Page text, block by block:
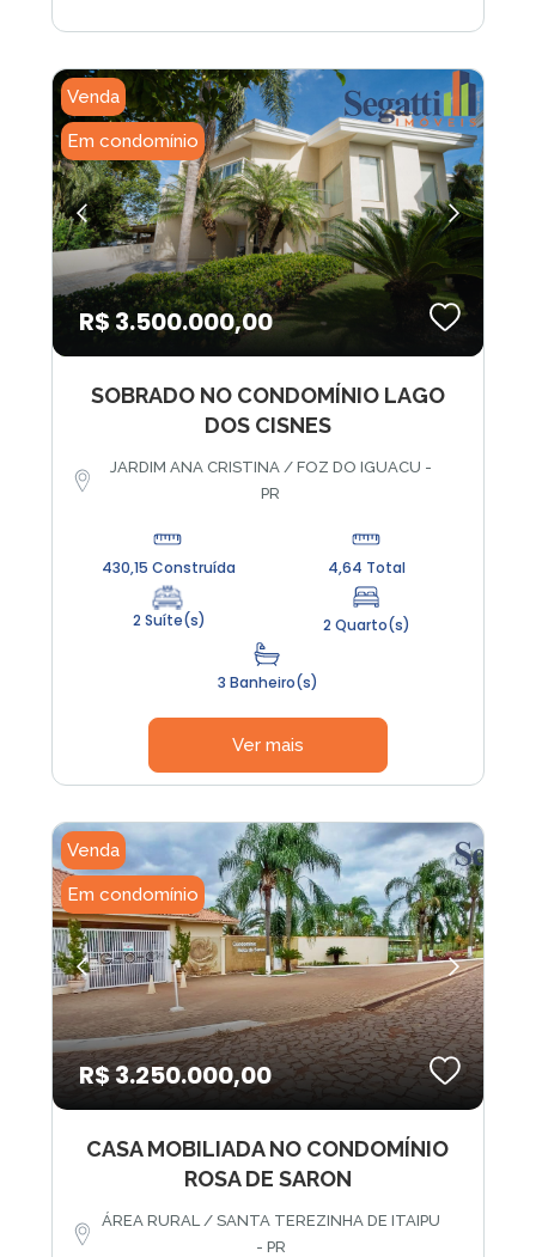
Venda
Em condomínio
R$ 3.500.000,00
SOBRADO NO CONDOMÍNIO LAGO
DOS CISNES
JARDIM ANA CRISTINA / FOZ DO IGUACU -
PR
430,15 Construída 4,64 Total
2 Suíte(s) 2 Quarto(s)
3 Banheiro(s)
Ver mais
Venda
Em condomínio
R$ 3.250.000,00
CASA MOBILIADA NO CONDOMÍNIO
ROSA DE SARON
ÁREA RURAL / SANTA TEREZINHA DE ITAIPU
- PR